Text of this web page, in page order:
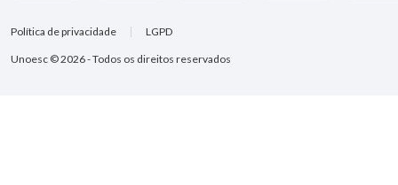
Unoesc © 2026 - Todos os direitos reservados
Política de privacidade LGPD